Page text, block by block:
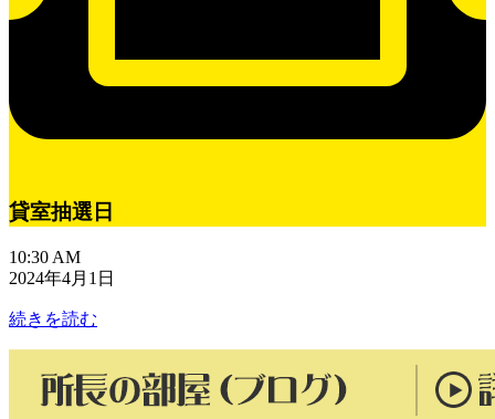
貸室抽選日
10:30 AM
2024年4月1日
続きを読む